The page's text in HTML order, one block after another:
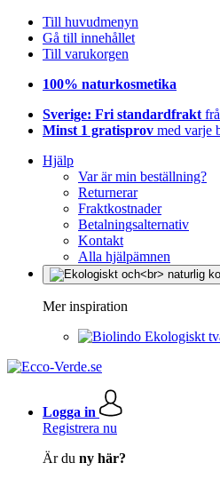
Till huvudmenyn
Gå till innehållet
Till varukorgen
100% naturkosmetika
Sverige: Fri standardfrakt
Minst 1 gratisprov med varje
Hjälp
Var är min beställning?
Returnerar
Fraktkostnader
Betalningsalternativ
Kontakt
Alla hjälpämnen
Mer inspiration
Ekologiskt
Logga in
Registrera nu
Är du ny här?